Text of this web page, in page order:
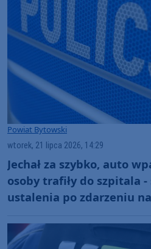
Powiat Bytowski
wtorek, 21 lipca 2026, 14:29
Jechał za szybko, auto
osoby trafiły do szpitala
ustalenia po zdarzeniu